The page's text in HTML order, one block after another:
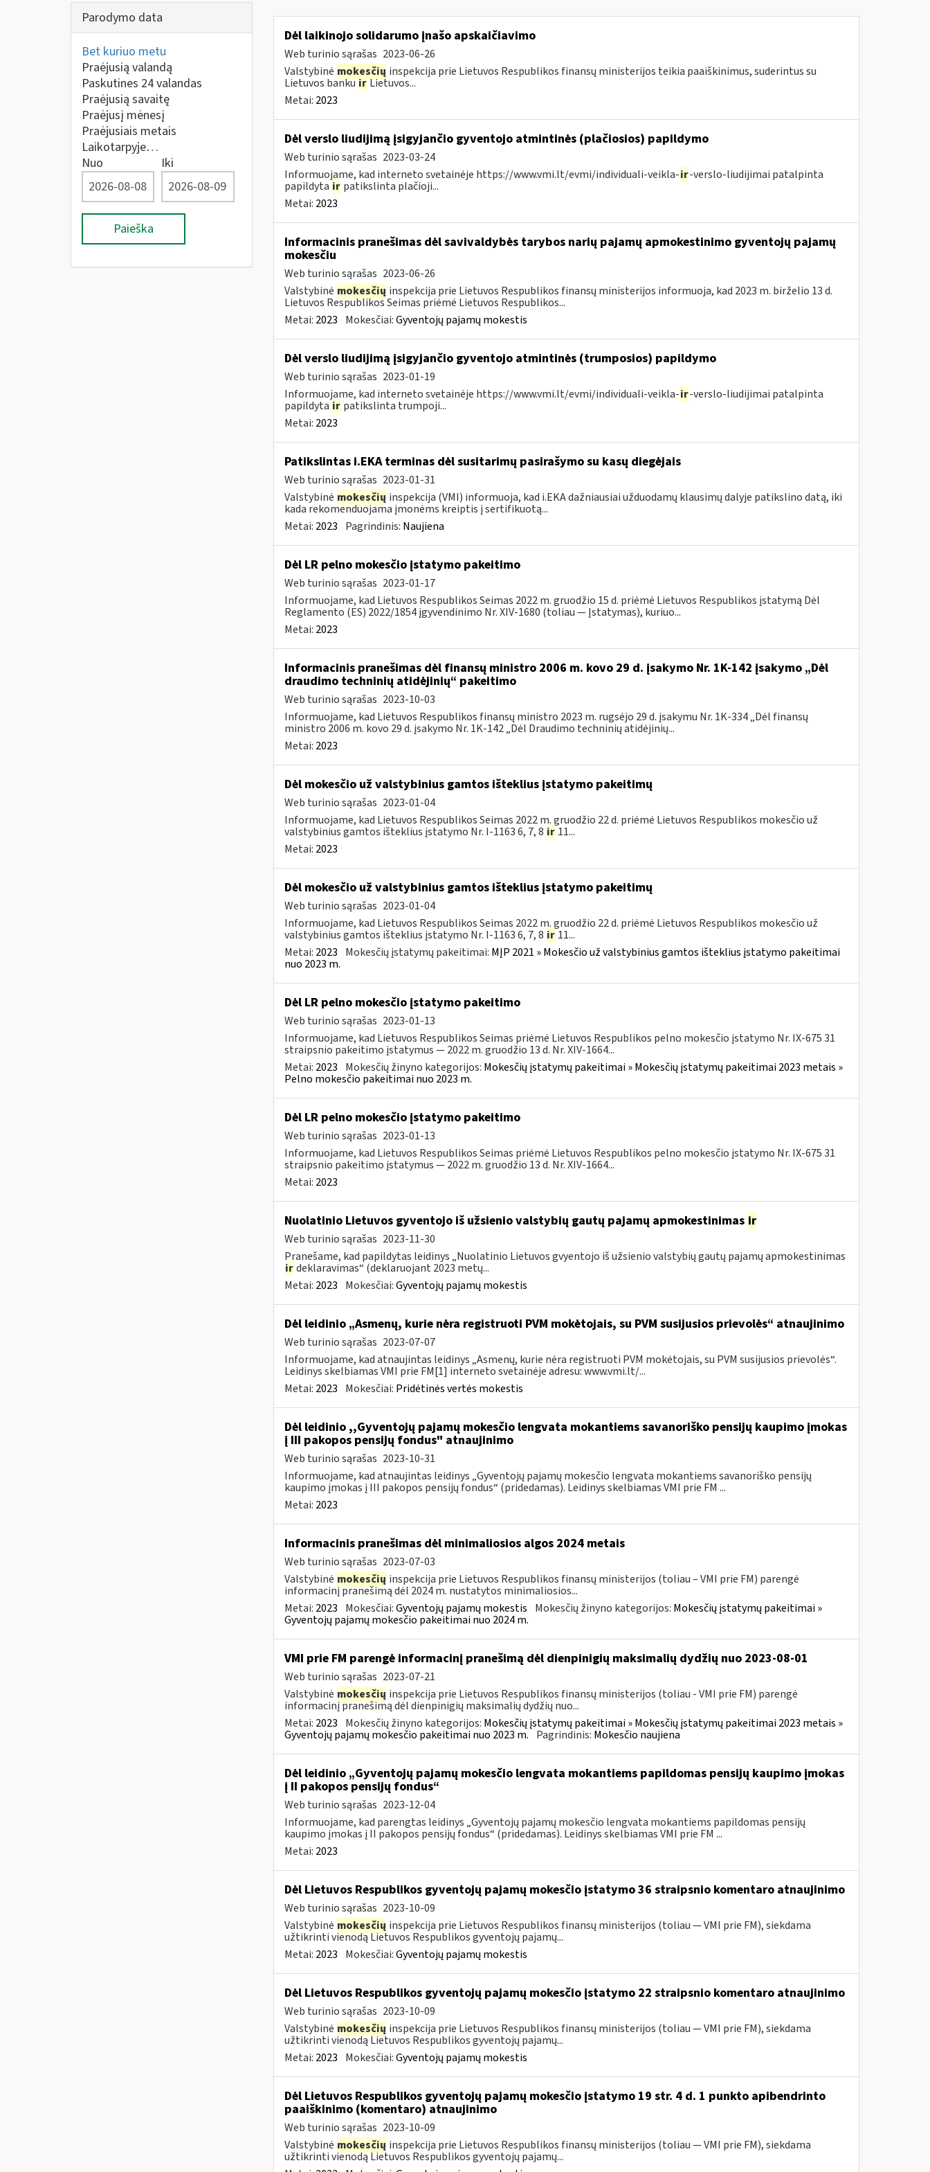
Parodymo data
Bet kuriuo metu
Praėjusią valandą
Paskutines 24 valandas
Praėjusią savaitę
Praėjusį mėnesį
Praėjusiais metais
Laikotarpyje…
Nuo
Iki
Paieška
Dėl laikinojo solidarumo įnašo apskaičiavimo
Web turinio sąrašas 2023-06-26
Valstybinė mokesčių inspekcija prie Lietuvos Respublikos finansų ministerijos teikia paaiškinimus, suderintus su
Lietuvos bankuirLietuvos...
Metai: 2023
Dėl verslo liudijimą įsigyjančio gyventojo atmintinės (plačiosios) papildymo
Web turinio sąrašas 2023-03-24
Informuojame, kad interneto svetainėje https://www.vmi.lt/evmi/individuali-veikla-ir-verslo-liudijimai patalpinta
papildyta ir patikslinta plačioji...
Metai: 2023
Informacinis pranešimas dėl savivaldybės tarybos narių pajamų apmokestinimo gyventojų pajamų
mokesčiu
Web turinio sąrašas 2023-06-26
Valstybinė mokesčių inspekcija prie Lietuvos Respublikos finansų ministerijos informuoja, kad 2023 m. birželio 13 d.
Lietuvos Respublikos Seimas priėmė Lietuvos Respublikos...
Metai: 2023 Mokesčiai:Gyventojų pajamų mokestis
Dėl verslo liudijimą įsigyjančio gyventojo atmintinės (trumposios) papildymo
Web turinio sąrašas 2023-01-19
Informuojame, kad interneto svetainėje https://www.vmi.lt/evmi/individuali-veikla-ir-verslo-liudijimai patalpinta
papildyta ir patikslinta trumpoji...
Metai: 2023
Patikslintas i.EKA terminas dėl susitarimų pasirašymo su kasų diegėjais
Web turinio sąrašas 2023-01-31
Valstybinė mokesčių inspekcija (VMI) informuoja, kad i.EKA dažniausiai užduodamų klausimų dalyje patikslino datą, iki
kada rekomenduojama įmonėms kreiptis į sertifikuotą...
Metai: 2023 Pagrindinis: Naujiena
Dėl LR pelno mokesčio įstatymo pakeitimo
Web turinio sąrašas 2023-01-17
Informuojame, kad Lietuvos Respublikos Seimas 2022 m. gruodžio 15 d. priėmė Lietuvos Respublikos įstatymą Dėl
Reglamento (ES) 2022/1854 įgyvendinimo Nr. XIV-1680 (toliau — Įstatymas), kuriuo...
Metai: 2023
Informacinis pranešimas dėl finansų ministro 2006 m. kovo 29 d. įsakymo Nr. 1K-142 įsakymo „Dėl
draudimo techninių atidėjinių“ pakeitimo
Web turinio sąrašas 2023-10-03
Informuojame, kad Lietuvos Respublikos finansų ministro 2023 m. rugsėjo 29 d. įsakymu Nr. 1K-334 „Dėl finansų
ministro 2006 m. kovo 29 d. įsakymo Nr. 1K-142 „Dėl Draudimo techninių atidėjinių...
Metai: 2023
Dėl mokesčio už valstybinius gamtos išteklius įstatymo pakeitimų
Web turinio sąrašas 2023-01-04
Informuojame, kad Lietuvos Respublikos Seimas 2022 m. gruodžio 22 d. priėmė Lietuvos Respublikos mokesčio už
valstybinius gamtos išteklius įstatymo Nr. I-1163 6, 7, 8 ir 11...
Metai: 2023
Dėl mokesčio už valstybinius gamtos išteklius įstatymo pakeitimų
Web turinio sąrašas 2023-01-04
Informuojame, kad Lietuvos Respublikos Seimas 2022 m. gruodžio 22 d. priėmė Lietuvos Respublikos mokesčio už
valstybinius gamtos išteklius įstatymo Nr. I-1163 6, 7, 8 ir 11...
Metai: 2023 Mokesčių įstatymų pakeitimai: MĮP 2021 » Mokesčio už valstybinius gamtos išteklius įstatymo pakeitimai
nuo 2023 m.
Dėl LR pelno mokesčio įstatymo pakeitimo
Web turinio sąrašas 2023-01-13
Informuojame, kad Lietuvos Respublikos Seimas priėmė Lietuvos Respublikos pelno mokesčio įstatymo Nr. IX-675 31
straipsnio pakeitimo įstatymus — 2022 m. gruodžio 13 d. Nr. XIV-1664...
Metai: 2023 Mokesčių žinyno kategorijos: Mokesčių įstatymų pakeitimai » Mokesčių įstatymų pakeitimai 2023 metais »
Pelno mokesčio pakeitimai nuo 2023 m.
Dėl LR pelno mokesčio įstatymo pakeitimo
Web turinio sąrašas 2023-01-13
Informuojame, kad Lietuvos Respublikos Seimas priėmė Lietuvos Respublikos pelno mokesčio įstatymo Nr. IX-675 31
straipsnio pakeitimo įstatymus — 2022 m. gruodžio 13 d. Nr. XIV-1664...
Metai: 2023
Nuolatinio Lietuvos gyventojo iš užsienio valstybių gautų pajamų apmokestinimas ir
Web turinio sąrašas 2023-11-30
Pranešame, kad papildytas leidinys „Nuolatinio Lietuvos gvyentojo iš užsienio valstybių gautų pajamų apmokestinimas
ir deklaravimas“ (deklaruojant 2023 metų...
Metai: 2023 Mokesčiai:Gyventojų pajamų mokestis
Dėl leidinio „Asmenų, kurie nėra registruoti PVM mokėtojais, su PVM susijusios prievolės“ atnaujinimo
Web turinio sąrašas 2023-07-07
Informuojame, kad atnaujintas leidinys „Asmenų, kurie nėra registruoti PVM mokėtojais, su PVM susijusios prievolės“.
Leidinys skelbiamas VMI prie FM[1] interneto svetainėje adresu: www.vmi.lt/...
Metai: 2023 Mokesčiai: Pridėtinės vertės mokestis
Dėl leidinio ,,Gyventojų pajamų mokesčio lengvata mokantiems savanoriško pensijų kaupimo įmokas
į III pakopos pensijų fondus" atnaujinimo
Web turinio sąrašas 2023-10-31
Informuojame, kad atnaujintas leidinys „Gyventojų pajamų mokesčio lengvata mokantiems savanoriško pensijų
kaupimo įmokas į III pakopos pensijų fondus“ (pridedamas). Leidinys skelbiamas VMI prie FM ...
Metai: 2023
Informacinis pranešimas dėl minimaliosios algos 2024 metais
Web turinio sąrašas 2023-07-03
Valstybinė mokesčių inspekcija prie Lietuvos Respublikos finansų ministerijos (toliau – VMI prie FM) parengė
informacinį pranešimą dėl 2024 m. nustatytos minimaliosios...
Metai: 2023 Mokesčiai:Gyventojų pajamų mokestis Mokesčių žinyno kategorijos: Mokesčių įstatymų pakeitimai »
Gyventojų pajamų mokesčio pakeitimai nuo 2024 m.
VMI prie FM parengė informacinį pranešimą dėl dienpinigių maksimalių dydžių nuo 2023-08-01
Web turinio sąrašas 2023-07-21
Valstybinė mokesčių inspekcija prie Lietuvos Respublikos finansų ministerijos (toliau - VMI prie FM) parengė
informacinį pranešimą dėl dienpinigių maksimalių dydžių nuo...
Metai: 2023 Mokesčių žinyno kategorijos: Mokesčių įstatymų pakeitimai » Mokesčių įstatymų pakeitimai 2023 metais »
Gyventojų pajamų mokesčio pakeitimai nuo 2023 m. Pagrindinis: Mokesčio naujiena
Dėl leidinio „Gyventojų pajamų mokesčio lengvata mokantiems papildomas pensijų kaupimo įmokas
į II pakopos pensijų fondus“
Web turinio sąrašas 2023-12-04
Informuojame, kad parengtas leidinys „Gyventojų pajamų mokesčio lengvata mokantiems papildomas pensijų
kaupimo įmokas į II pakopos pensijų fondus“ (pridedamas). Leidinys skelbiamas VMI prie FM ...
Metai: 2023
Dėl Lietuvos Respublikos gyventojų pajamų mokesčio įstatymo 36 straipsnio komentaro atnaujinimo
Web turinio sąrašas 2023-10-09
Valstybinė mokesčių inspekcija prie Lietuvos Respublikos finansų ministerijos (toliau — VMI prie FM), siekdama
užtikrinti vienodą Lietuvos Respublikos gyventojų pajamų...
Metai: 2023 Mokesčiai:Gyventojų pajamų mokestis
Dėl Lietuvos Respublikos gyventojų pajamų mokesčio įstatymo 22 straipsnio komentaro atnaujinimo
Web turinio sąrašas 2023-10-09
Valstybinė mokesčių inspekcija prie Lietuvos Respublikos finansų ministerijos (toliau — VMI prie FM), siekdama
užtikrinti vienodą Lietuvos Respublikos gyventojų pajamų...
Metai: 2023 Mokesčiai:Gyventojų pajamų mokestis
Dėl Lietuvos Respublikos gyventojų pajamų mokesčio įstatymo 19 str. 4 d. 1 punkto apibendrinto
paaiškinimo (komentaro) atnaujinimo
Web turinio sąrašas 2023-10-09
Valstybinė mokesčių inspekcija prie Lietuvos Respublikos finansų ministerijos (toliau — VMI prie FM), siekdama
užtikrinti vienodą Lietuvos Respublikos gyventojų pajamų...